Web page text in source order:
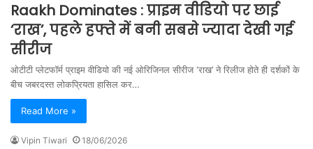
Raakh Dominates : प्राइम वीडियो पर छाई
‘राख’, पहले हफ्ते में बनी सबसे ज्यादा देखी गई
सीरीज
ओटीटी प्लेटफॉर्म प्राइम वीडियो की नई ओरिजिनल सीरीज ‘राख’ ने रिलीज होते ही दर्शकों के
बीच जबरदस्त लोकप्रियता हासिल कर…
Read More »
Vipin Tiwari 18/06/2026